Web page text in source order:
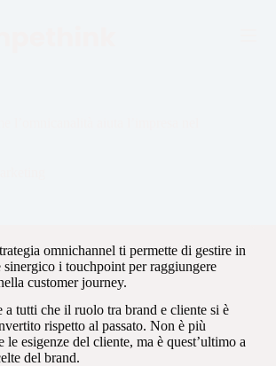
omnichannel ti permette di gestire in
sinergico i touchpoint per raggiungere
customer journey.
a tutti che il ruolo tra brand e cliente si è
rispetto al passato. Non è più
le esigenze del cliente, ma è quest’ultimo a
del brand.